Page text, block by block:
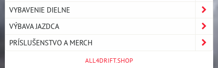
VYBAVENIE DIELNE
VÝBAVA JAZDCA
PRÍSLUŠENSTVO A MERCH
ALL4DRIFT.SHOP